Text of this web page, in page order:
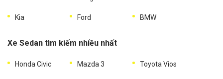
Kia Ford BMW
Xe Sedan tìm kiếm nhiều nhất
Honda Civic Mazda 3 Toyota Vios